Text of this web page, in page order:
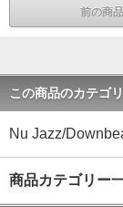
前の商
この商品のカテゴ
Nu Jazz/
商品カテゴリー